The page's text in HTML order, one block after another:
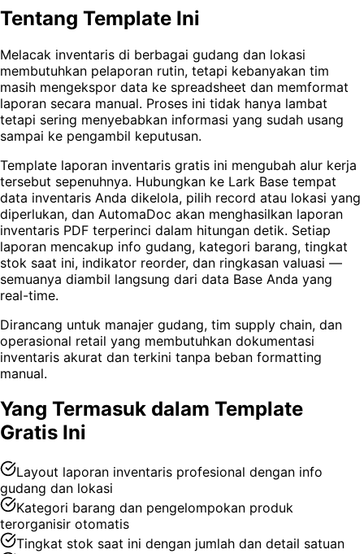
Tentang Template Ini
Melacak inventaris di berbagai gudang dan lokasi
membutuhkan pelaporan rutin, tetapi kebanyakan tim
masih mengekspor data ke spreadsheet dan memformat
laporan secara manual. Proses ini tidak hanya lambat
tetapi sering menyebabkan informasi yang sudah usang
sampai ke pengambil keputusan.
Template laporan inventaris gratis ini mengubah alur kerja
tersebut sepenuhnya. Hubungkan ke Lark Base tempat
data inventaris Anda dikelola, pilih record atau lokasi yang
diperlukan, dan AutomaDoc akan menghasilkan laporan
inventaris PDF terperinci dalam hitungan detik. Setiap
laporan mencakup info gudang, kategori barang, tingkat
stok saat ini, indikator reorder, dan ringkasan valuasi —
semuanya diambil langsung dari data Base Anda yang
real-time.
Dirancang untuk manajer gudang, tim supply chain, dan
operasional retail yang membutuhkan dokumentasi
inventaris akurat dan terkini tanpa beban formatting
manual.
Yang Termasuk dalam Template
Gratis Ini
Layout laporan inventaris profesional dengan info
gudang dan lokasi
Kategori barang dan pengelompokan produk
terorganisir otomatis
Tingkat stok saat ini dengan jumlah dan detail satuan